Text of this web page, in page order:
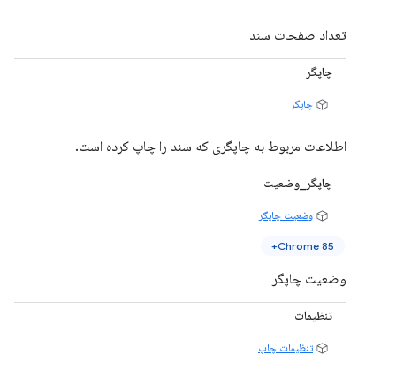
تعداد صفحات سند
چاپگر
چاپگر
اطلاعات مربوط به چاپگری که سند را چاپ کرده است.
چاپگر_وضعیت
وضعیت چاپگر
Chrome 85+
وضعیت چاپگر
تنظیمات
تنظیمات چاپ